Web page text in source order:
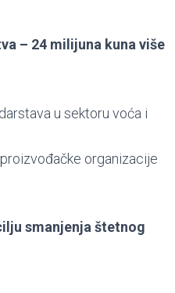
– 24 milijuna kuna više
u sektoru voća i
organizacije
smanjenja štetnog